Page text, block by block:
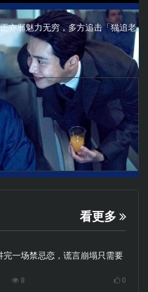
亦邪魅力无穷，多方追击「猫追老
看更多
一场禁忌恋，谎言崩塌只需要
8 0